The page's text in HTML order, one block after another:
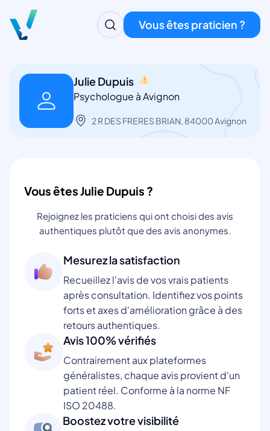
Vous êtes praticien ?
Julie Dupuis
Psychologue à Avignon
2 R DES FRERES BRIAN, 84000 Avignon
Vous êtes Julie Dupuis ?
Rejoignez les praticiens qui ont choisi des avis
authentiques plutôt que des avis anonymes.
Mesurez la satisfaction
Recueillez l'avis de vos vrais patients
après consultation. Identifiez vos points
forts et axes d'amélioration grâce à des
retours authentiques.
Avis 100% vérifiés
Contrairement aux plateformes
généralistes, chaque avis provient d'un
patient réel. Conforme à la norme NF
ISO 20488.
Boostez votre visibilité